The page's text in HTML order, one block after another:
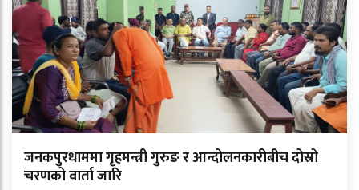
जनकपुरधाममा गृहमन्त्री गुरुङ र आन्दोलनकारीबीच दोस्रो
चरणको वार्ता जारि